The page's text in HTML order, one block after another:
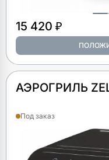
15 420 ₽
АЭРОГРИЛЬ
Под заказ